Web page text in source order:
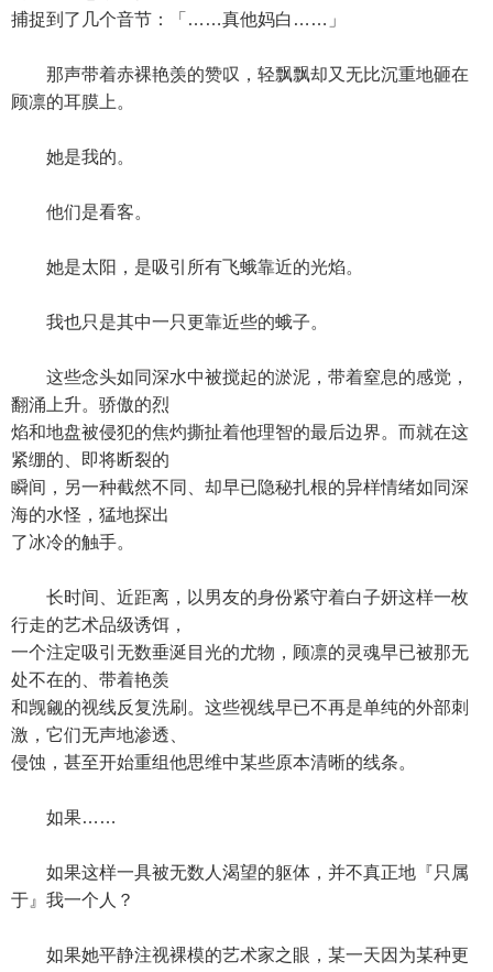
捕捉到了几个音节：「……真他妈白……」
那声带着赤裸艳羡的赞叹，轻飘飘却又无比沉重地砸在
顾凛的耳膜上。
她是我的。
他们是看客。
她是太阳，是吸引所有飞蛾靠近的光焰。
我也只是其中一只更靠近些的蛾子。
这些念头如同深水中被搅起的淤泥，带着窒息的感觉，
翻涌上升。骄傲的烈
焰和地盘被侵犯的焦灼撕扯着他理智的最后边界。而就在这
紧绷的、即将断裂的
瞬间，另一种截然不同、却早已隐秘扎根的异样情绪如同深
海的水怪，猛地探出
了冰冷的触手。
长时间、近距离，以男友的身份紧守着白子妍这样一枚
行走的艺术品级诱饵，
一个注定吸引无数垂涎目光的尤物，顾凛的灵魂早已被那无
处不在的、带着艳羡
和觊觎的视线反复洗刷。这些视线早已不再是单纯的外部刺
激，它们无声地渗透、
侵蚀，甚至开始重组他思维中某些原本清晰的线条。
如果……
如果这样一具被无数人渴望的躯体，并不真正地『只属
于』我一个人？
如果她平静注视裸模的艺术家之眼，某一天因为某种更